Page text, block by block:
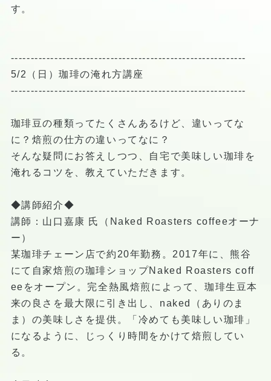
す。
-----------------------------------------------------------
5/2（日）珈琲の淹れ方講座
-----------------------------------------------------------
珈琲豆の種類ってたくさんあるけど、違いってな
に？焙煎の仕方の違いってなに？
そんな疑問にお答えしつつ、自宅で美味しい珈琲を
淹れるコツを、教えていただきます。
◆講師紹介◆
講師：山口嘉康 氏（Naked Roasters coffeeオーナ
ー）
某珈琲チェーン店で約20年勤務。2017年に、熊谷
にて自家焙煎の珈琲ショップNaked Roasters coff
eeをオープン。完全熱風焙煎によって、珈琲生豆本
来の良さを最大限に引き出し、naked（ありのま
ま）の美味しさを提供。「冷めても美味しい珈琲」
になるように、じっくり時間をかけて焙煎してい
る。